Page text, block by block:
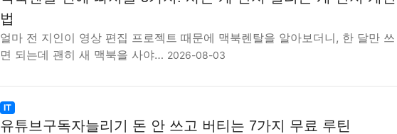
법
얼마 전 지인이 영상 편집 프로젝트 때문에 맥북렌탈을 알아보더니, 한 달만 쓰
면 되는데 괜히 새 맥북을 사야… 2026-08-03
IT
유튜브구독자늘리기 돈 안 쓰고 버티는 7가지 무료 루틴